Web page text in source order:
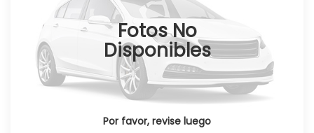
Fotos No
Disponibles
Por favor, revise luego
Disponible